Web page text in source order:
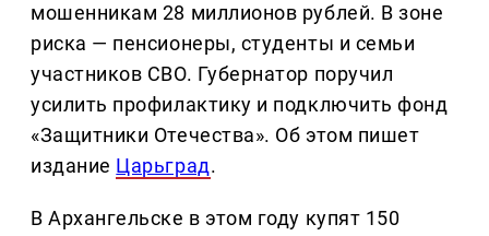
мошенникам 28 миллионов рублей. В зоне
риска — пенсионеры, студенты и семьи
участников СВО. Губернатор поручил
усилить профилактику и подключить фонд
«Защитники Отечества». Об этом пишет
издание Царьград.
В Архангельске в этом году купят 150